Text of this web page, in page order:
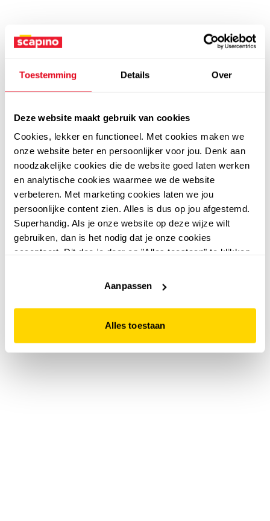
Toestemming Details Over
Deze website maakt gebruik van cookies
Cookies, lekker en functioneel. Met cookies maken we
onze website beter en persoonlijker voor jou. Denk aan
noodzakelijke cookies die de website goed laten werken
en analytische cookies waarmee we de website
verbeteren. Met marketing cookies laten we jou
persoonlijke content zien. Alles is dus op jou afgestemd.
Superhandig. Als je onze website op deze wijze wilt
gebruiken, dan is het nodig dat je onze cookies
accepteert. Dit doe je door op "Alles toestaan" te klikken.
website niet optimaal functioneert.
Aanpassen
Alles toestaan